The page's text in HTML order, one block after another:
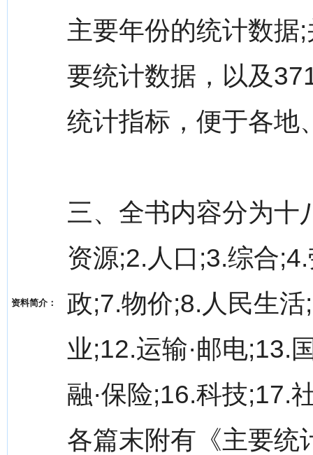
资料简介：
主要年份的统计数据
要统计数据，以及
统计指标，便于各地
三、全书内容分为十
资源;2.人口;3.综合
政;7.物价;8.人民生
业;12.运输·邮电;13.
融·保险;16.科技;17.
各篇末附有《主要统